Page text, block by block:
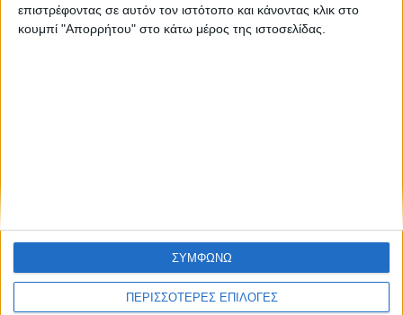
επιστρέφοντας σε αυτόν τον ιστότοπο και κάνοντας κλικ στο
κουμπί "Απορρήτου" στο κάτω μέρος της ιστοσελίδας.
ΠΕΡΙΣΣΟΤΕΡΕΣ ΕΠΙΛΟΓΕΣ
ΣΥΜΦΩΝΩ
Εθελοντικών Ομάδων Δασοπυροπροστασίας (2022-
2026)
CONNECT